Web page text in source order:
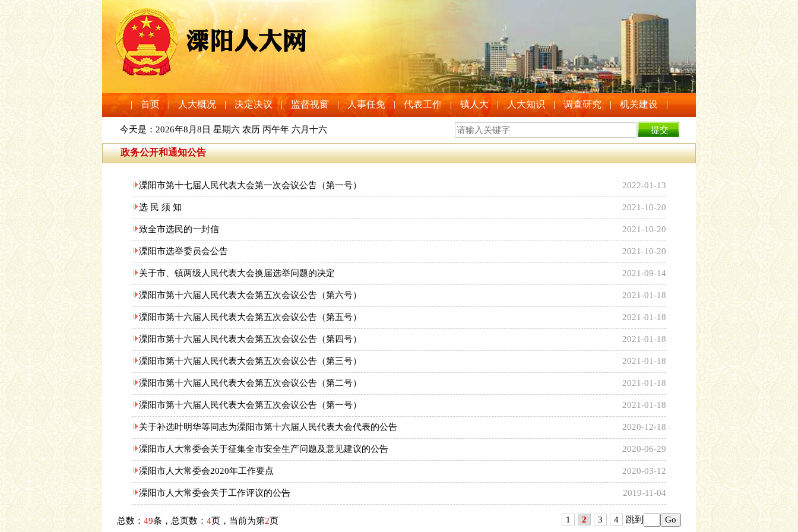
| 首页 | 人大概况 | 决定决议 | 监督视窗 | 人事任免 | 代表工作 | 镇人大 | 人大知识 | 调查研究 | 机关建设 |
今天是： 2026年8月8日 星期六 农历 丙午年 六月十六
政务公开和通知公告
溧阳市第十七届人民代表大会第一次会议公告（第一号） 2022-01-13
选 民 须 知 2021-10-20
致全市选民的一封信 2021-10-20
溧阳市选举委员会公告 2021-10-20
关于市、镇两级人民代表大会换届选举问题的决定 2021-09-14
溧阳市第十六届人民代表大会第五次会议公告（第六号） 2021-01-18
溧阳市第十六届人民代表大会第五次会议公告（第五号） 2021-01-18
溧阳市第十六届人民代表大会第五次会议公告（第四号） 2021-01-18
溧阳市第十六届人民代表大会第五次会议公告（第三号） 2021-01-18
溧阳市第十六届人民代表大会第五次会议公告（第二号） 2021-01-18
溧阳市第十六届人民代表大会第五次会议公告（第一号） 2021-01-18
关于补选叶明华等同志为溧阳市第十六届人民代表大会代表的公告 2020-12-18
溧阳市人大常委会关于征集全市安全生产问题及意见建议的公告 2020-06-29
溧阳市人大常委会2020年工作要点 2020-03-12
溧阳市人大常委会关于工作评议的公告 2019-11-04
总数： 49条，总页数： 4页，当前为第2页 1 2 3 4 跳到